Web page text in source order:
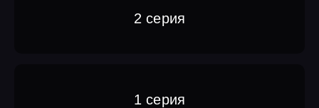
2 серия
1 серия